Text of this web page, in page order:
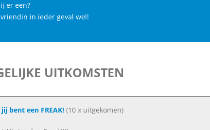
er een?
in ieder geval wel!
UITKOMSTEN
bent een FREAK!(10 x uitgekomen)